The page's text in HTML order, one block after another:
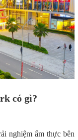
có gì?
nghiệm ẩm thực bên